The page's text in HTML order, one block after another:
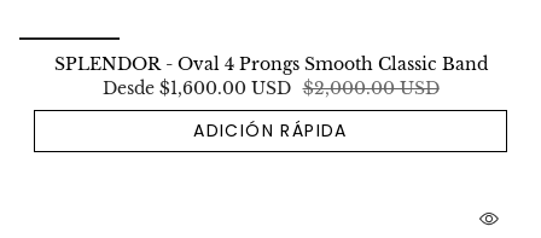
SPLENDOR - Oval 4 Prongs Smooth Classic Band
Desde$1,600.00 USD $2,000.00 USD
ADICIÓN RÁPIDA